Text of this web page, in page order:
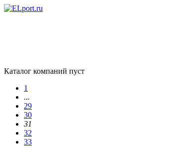
Каталог компаний пуст
1
...
29
30
31
32
33